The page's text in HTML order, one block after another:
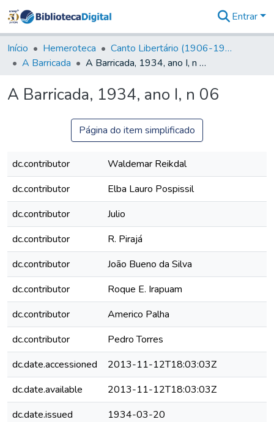
&
Coleções
Tudo na
Digital
Entrar
Início Hemeroteca
Canto Libertário (1906-1995)
A Barricada
A Barricada, 1934, ano I, n 06
A Barricada, 1934, ano I, n 06
Página do item simplificado
dc.contributor
Waldemar Reikdal
dc.contributor
Elba Lauro Pospissil
dc.contributor
Julio
dc.contributor
R. Pirajá
dc.contributor
João Bueno da Silva
dc.contributor
Roque E. Irapuam
dc.contributor
Americo Palha
dc.contributor
Pedro Torres
dc.date.accessioned
2013-11-12T18:03:03Z
dc.date.available
2013-11-12T18:03:03Z
dc.date.issued
1934-03-20